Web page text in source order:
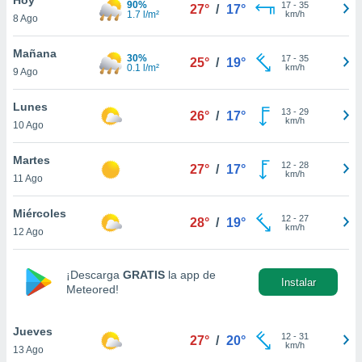
en
más
nuestra
de
aceptar
de
8 Ago
90%
1.7 l/m²
27° / 17° 17- 35
km/h
Mañana
9 Ago
30%
0.1 l/m²
25° / 19° 17- 35
km/h
Lunes
10 Ago
26° / 17° 13- 29
km/h
Martes
11 Ago
27° / 17° 12- 28
km/h
Miércoles
12 Ago
28° / 19° 12- 27
km/h
¡Descarga GRATIS la app de
Meteored!
Instalar
Jueves
13 Ago
27° / 20° 12- 31
km/h